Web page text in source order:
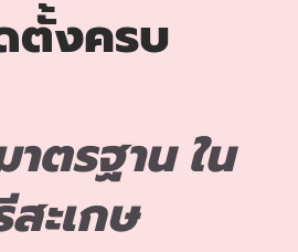
ตั้งครบ
ตรฐาน ใน
ะเกษ